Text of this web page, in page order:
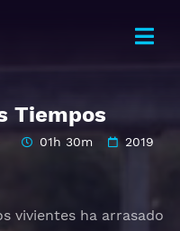
Tiempos
01h 30m
2019
vivientes ha arrasado